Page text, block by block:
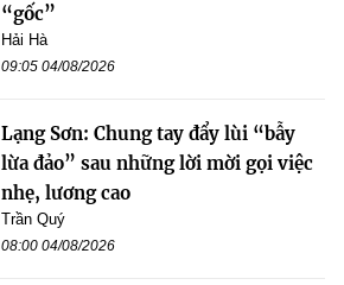
“gốc”
Hải Hà
09:05 04/08/2026
Lạng Sơn: Chung tay đẩy lùi “bẫy
lừa đảo” sau những lời mời gọi việc
nhẹ, lương cao
Trần Quý
08:00 04/08/2026